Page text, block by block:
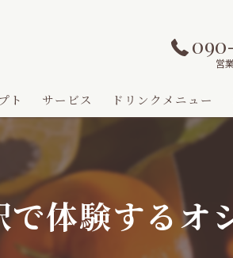
営
ト サービス ドリンクメニュー
体験するオ